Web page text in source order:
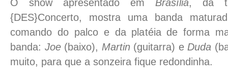
O show apresentado em Brasília, da
{DES}Concerto, mostra uma banda
comando do palco e da platéia de forma
banda: Joe(baixo), Martin (guitarra) e Duda
muito, para que a sonzeira fique redondinha.